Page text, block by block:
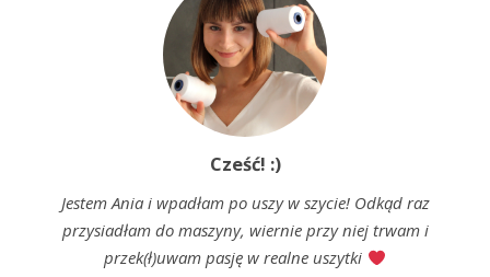
Cześć! :)
Jestem Ania i wpadłam po uszy w szycie! Odkąd raz
przysiadłam do maszyny, wiernie przy niej trwam i
przek(ł)uwam pasję w realne uszytki